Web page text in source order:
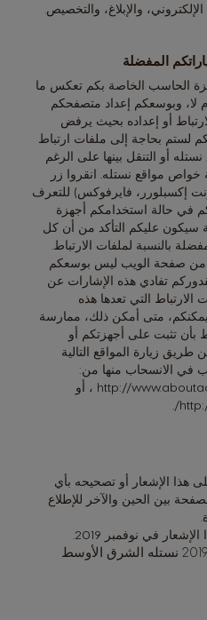
والإبلاغ، والتخصيص.
المفضلة
الحاسب الخاصة بكم تعكس ما
لا، وبوسعكم إعداد متصفحكم
أو إعداده بحيث يرفض
لستم بحاجة إلى ملفات ارتباط
أو التنقل بينها على الرغم
مواقع نستله. انقروا زر
إكسبلورر، فايرفوكس) للتعرف
في حالة استخدامكم أجهزة
عليكم التأكد من أن كل
بالنسبة لملفات الارتباط.
من صفحة الويب ليس بوسعكم
تفادي هذه الإشارات عن
التي تعدها هذه
يمكنكم، متى أمكن ذلك، ممارسة
بأن تثبت على أجهزتكم أو
زيارة المواقع التالية
في الانسحاب منها من:
http:// ، أو
هذا الإشعار أو تصحيحه بأي
بين الحين والآخر للإطلاع
في نوفمبر 2019.
حقوق الطبع والنشر© مارس 2019 نستله الشرق الأوسط